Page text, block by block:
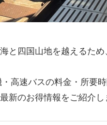
と四国山地を越えるた
高速バスの料金・所要
新のお得情報をご紹介し